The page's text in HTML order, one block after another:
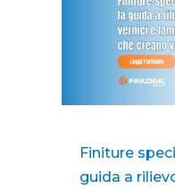
Finiture
guida a